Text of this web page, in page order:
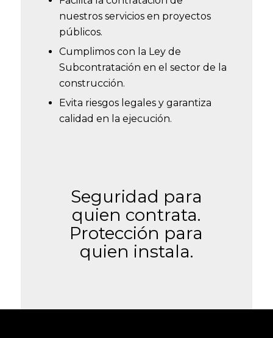
nuestros servicios en proyectos
públicos.
Cumplimos con la Ley de
Subcontratación en el sector de la
construcción.
Evita riesgos legales y garantiza
calidad en la ejecución.
Seguridad para
quien contrata.
Protección para
quien instala.